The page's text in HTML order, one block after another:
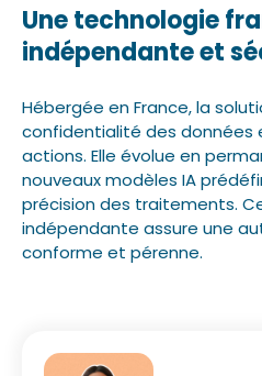
Une technologie
indépendante et
Hébergée en France, la
confidentialité des données
actions. Elle évolue en
nouveaux modèles IA
précision des traitements.
indépendante assure une
conforme et pérenne.